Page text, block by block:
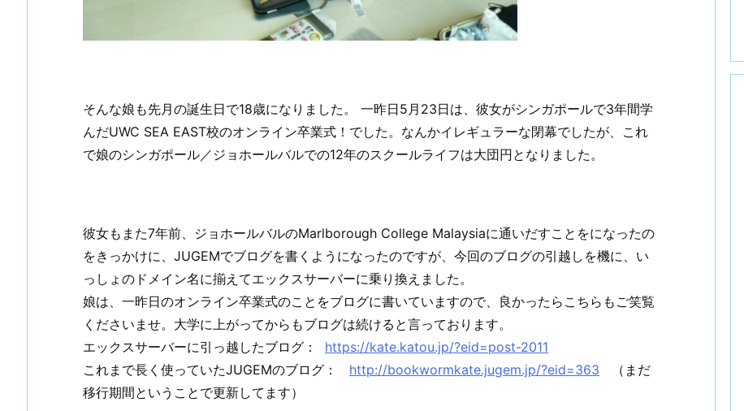
そんな娘も先月の誕生日で18歳になりました。 一昨日5月23日は、彼女がシンガポールで3年間学
んだUWC SEA EAST校のオンライン卒業式！でした。なんかイレギュラーな閉幕でしたが、これ
で娘のシンガポール／ジョホールバルでの12年のスクールライフは大団円となりました。
彼女もまた7年前、ジョホールバルのMarlborough College Malaysiaに通いだすことをになったの
をきっかけに、JUGEMでブログを書くようになったのですが、今回のブログの引越しを機に、い
っしょのドメイン名に揃えてエックスサーバーに乗り換えました。
娘は、一昨日のオンライン卒業式のことをブログに書いていますので、良かったらこちらもご笑覧
くださいませ。大学に上がってからもブログは続けると言っております。
エックスサーバーに引っ越したブログ： https://kate.katou.jp/?eid=post-2011
これまで長く使っていたJUGEMのブログ： http://bookwormkate.jugem.jp/?eid=363 （まだ
移行期間ということで更新してます）